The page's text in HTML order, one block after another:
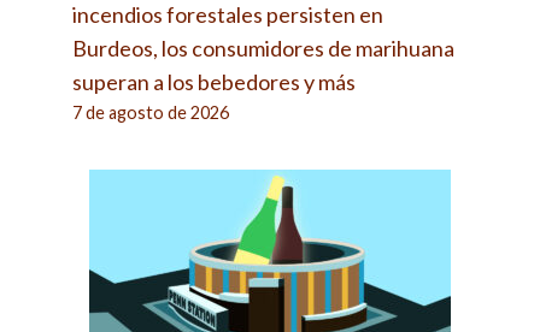
incendios forestales persisten en
Burdeos, los consumidores de marihuana
superan a los bebedores y más
7 de agosto de 2026